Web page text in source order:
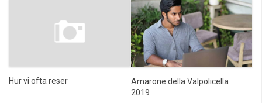
Hur vi ofta reser
Amarone della Valpolicella
2019